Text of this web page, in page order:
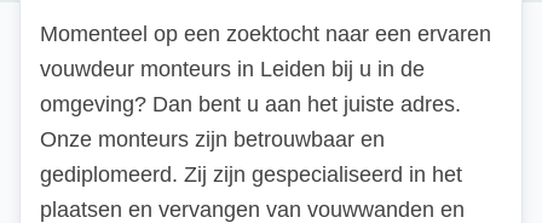
Momenteel op een zoektocht naar een ervaren
vouwdeur monteurs in Leiden bij u in de
omgeving? Dan bent u aan het juiste adres.
Onze monteurs zijn betrouwbaar en
gediplomeerd. Zij zijn gespecialiseerd in het
plaatsen en vervangen van vouwwanden en